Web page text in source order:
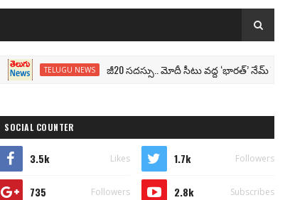
TELUGU NEWS జీ20 సదస్సు.. మోదీ సీటు వద్ద ‘భారత్’ నేమ్ ప్లేట్‌.. పేరు
SOCIAL COUNTER
3.5k Likes 1.7k Followers
735 Followers 2.8k Subscribes